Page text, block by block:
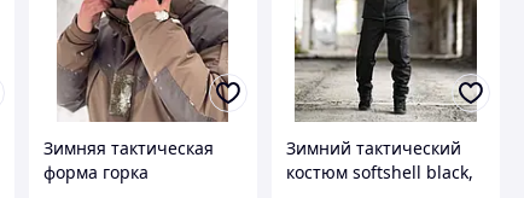
Зимняя тактическая
форма горка
Зимний тактический
костюм softshell black,